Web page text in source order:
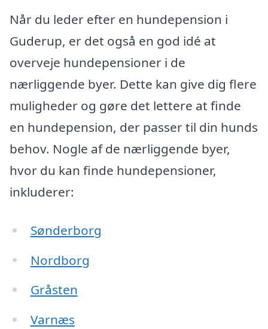
Når du leder efter en hundepension i
Guderup, er det også en god idé at
overveje hundepensioner i de
nærliggende byer. Dette kan give dig flere
muligheder og gøre det lettere at finde
en hundepension, der passer til din hunds
behov. Nogle af de nærliggende byer,
hvor du kan finde hundepensioner,
inkluderer:
Sønderborg
Nordborg
Gråsten
Varnæs